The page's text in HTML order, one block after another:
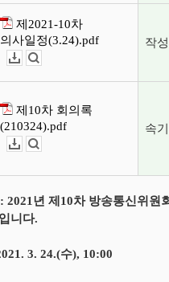
제2021-10차
의사일정(3.24).pdf
작
제10차 회의록
(210324).pdf
속
2021년 제10차 방송통신위원
니다.
3. 24.(수), 10:00